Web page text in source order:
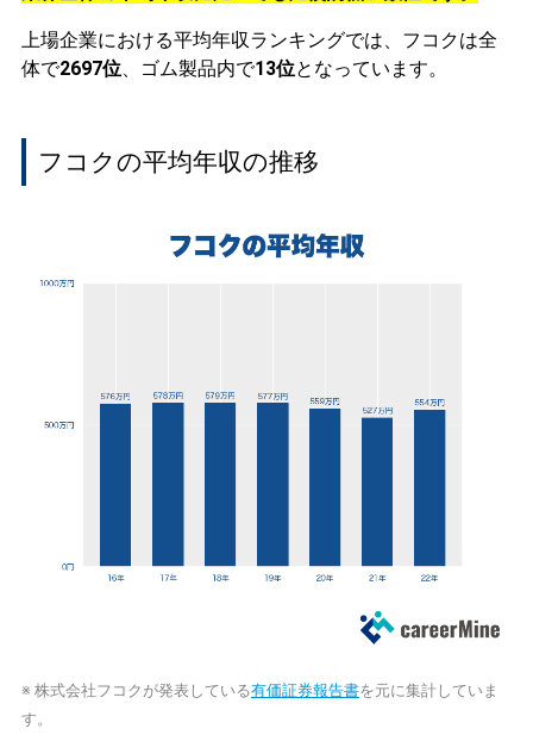
上場企業における平均年収ランキングでは、フコクは全
体で2697位、ゴム製品内で13位となっています。
フコクの平均年収の推移
※ 株式会社フコクが発表している有価証券報告書を元に集計していま
す。